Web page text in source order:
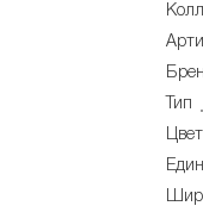
Тип
Цвет